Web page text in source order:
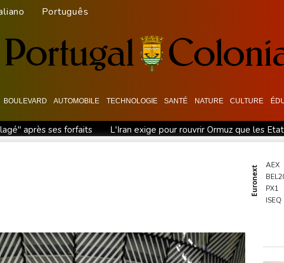
Português
BOULEVARD AUTOMOBILE TECHNOLOGIE SANTÉ NATURE CULTURE
après ses forfaits
L'Iran exige pour rouvrir Ormuz que les
Hong Kong
Les éclipses, une opportunité lumineuse pour les
Euronext AEX
PX1
ISEQ